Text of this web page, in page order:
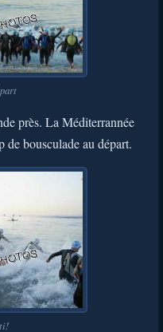
près. La Méditerrannée
de bousculade au départ.